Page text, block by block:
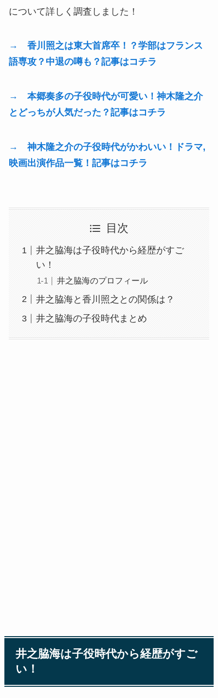
について詳しく調査しました！
→ 香川照之は東大首席卒！？学部はフランス
語専攻？中退の噂も？記事はコチラ
→ 本郷奏多の子役時代が可愛い！神木隆之介
とどっちが人気だった？記事はコチラ
→ 神木隆之介の子役時代がかわいい！ドラマ,
映画出演作品一覧！記事はコチラ
目次
井之脇海は子役時代から経歴がすご
い！
井之脇海のプロフィール
井之脇海と香川照之との関係は？
井之脇海の子役時代まとめ
井之脇海は子役時代から経歴がすご
い！